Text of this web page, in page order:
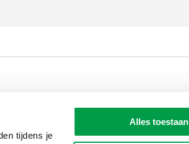
tijdens je
Alles toestaan
meldingen & fraudebestrijding